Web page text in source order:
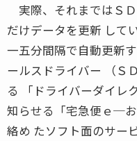
実際、それまではＳ
だけデータを更新 して
一五分間隔で自動更新
ールスドライバー （Ｓ
る 「ドライバーダイレ
知らせる「宅急便ｅ─
絡め たソフト面のサー